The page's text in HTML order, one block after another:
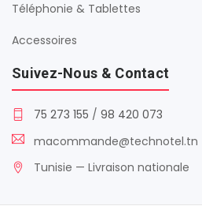
Téléphonie & Tablettes
Accessoires
Suivez-Nous & Contact
75 273 155 / 98 420 073
macommande@technotel.tn
Tunisie — Livraison nationale